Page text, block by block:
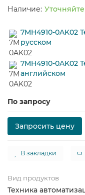
7MH4910-0AK02
русском
7MH4910-0AK02
английском
По запросу
Запросить цену
В закладки
Вид продуктов
Техника